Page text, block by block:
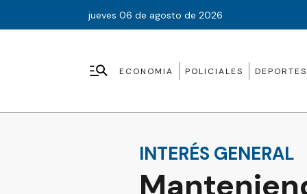
jueves 06 de agosto de 2026
ECONOMIA POLICIALES DEPORTES
INTERÉS GENERAL